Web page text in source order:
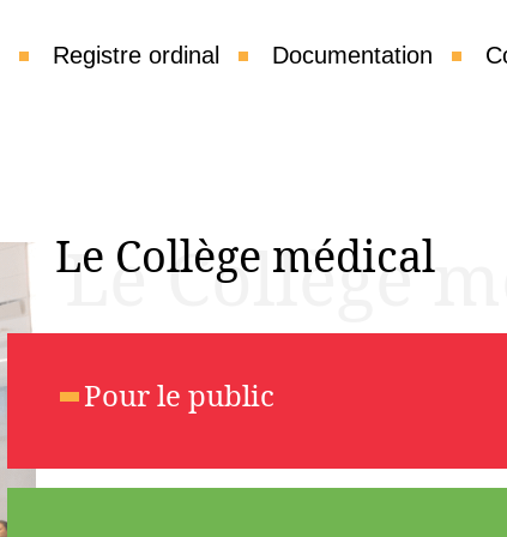
Registre ordinal Documentation
Le Collège
Le Collège médical
Pour le public